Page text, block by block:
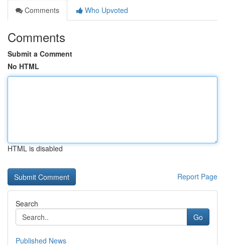
Comments
Who Upvoted
Comments
Submit a Comment
No HTML
HTML is disabled
Report Page
Search
Go
Published News